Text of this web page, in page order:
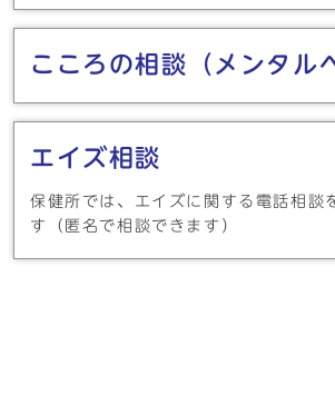
こころの相談（メンタル
エイズ相談
保健所では、エイズに関する電話相談
す（匿名で相談できます）